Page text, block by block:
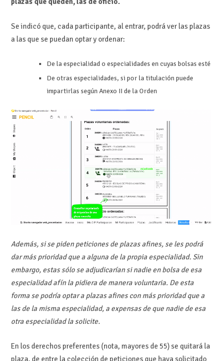
Se indicó que, cada participante, al entrar, podrá ver las plazas
a las que se puedan optar y ordenar:
De la especialidad o especialidades en cuyas bolsas esté
De otras especialidades, si por la titulación puede
impartirlas según Anexo II de la Orden
Además, si se piden peticiones de plazas afines, se les podrá
dar más prioridad que a alguna de la propia especialidad. Sin
embargo, estas sólo se adjudicarían si nadie en bolsa de esa
especialidad afín la pidiera de manera voluntaria. De esta
forma se podría optar a plazas afines con más prioridad que a
las de la misma especialidad, a expensas de que nadie de esa
otra especialidad la solicite.
En los derechos preferentes (nota, mayores de 55) se quitará la
plaza, de entre la colección de peticiones que haya solicitado